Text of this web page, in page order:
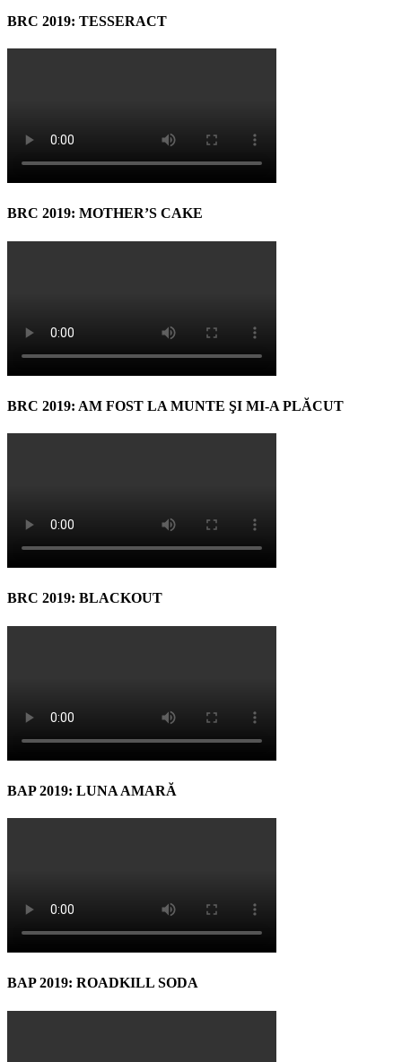
BRC 2019: TESSERACT
BRC 2019: MOTHER’S CAKE
BRC 2019: AM FOST LA MUNTE ŞI MI-A PLĂCUT
BRC 2019: BLACKOUT
BAP 2019: LUNA AMARĂ
BAP 2019: ROADKILL SODA